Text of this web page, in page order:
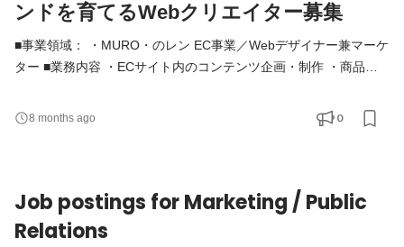
ンドを育てるWebクリエイター募集
■事業領域： ・MURO・のレン EC事業／Webデザイナー兼マーケ
ター ■業務内容 ・ECサイト内のコンテンツ企画・制作 ・商品画
成、編集、配信 ・アイテムの魅力を伝えるためのコピー作成 ・
Google Analytics／スプレッドシートを使った分析 ・データを元
受注システ
8 months ago 0
Job postings for Marketing / Public
Relations